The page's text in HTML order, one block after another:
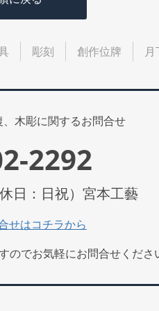
彫刻 創作位牌
木彫に関するお問合せ
2292
日：日祝）宮本工藝
せはコチラから
でお気軽にお問合せくださ